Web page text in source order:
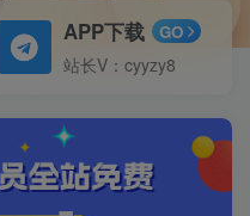
APP下载 GO
站长V：cyyzy8